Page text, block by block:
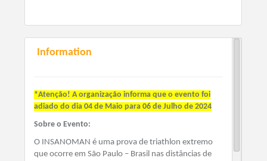
Information
*Atenção! A organização informa que o evento foi
adiado do dia 04 de Maio para 06 de Julho de 2024
Sobre o Evento:
O INSANOMAN é uma prova detriathlon extremo
que ocorre em São Paulo – Brasil nas distâncias de